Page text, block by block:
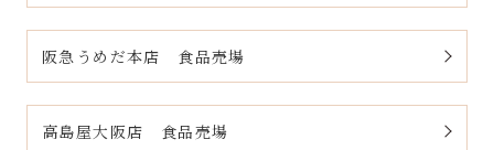
阪急うめだ本店 食品売場
高島屋大阪店 食品売場